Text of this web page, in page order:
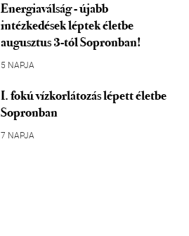
Energiaválság - újabb
intézkedések léptek életbe
augusztus 3-tól Sopronban!
5 NAPJA
I. fokú vízkorlátozás lépett életbe
Sopronban
7 NAPJA